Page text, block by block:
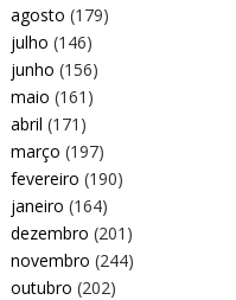
agosto (179)
julho (146)
junho (156)
maio (161)
abril (171)
março (197)
fevereiro (190)
janeiro (164)
dezembro (201)
novembro (244)
outubro (202)